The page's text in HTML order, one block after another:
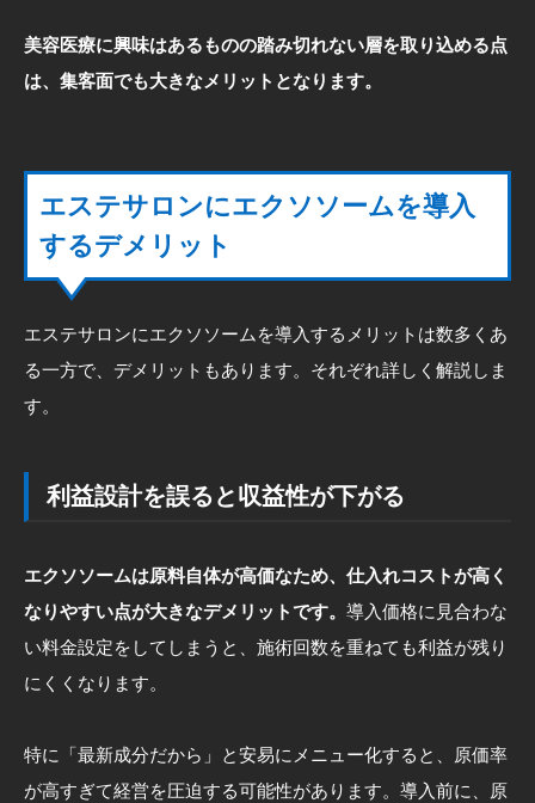
美容医療に興味はあるものの踏み切れない層を取り込める点
は、集客面でも大きなメリットとなります。
エステサロンにエクソソームを導入
するデメリット
エステサロンにエクソソームを導入するメリットは数多くあ
る一方で、デメリットもあります。それぞれ詳しく解説しま
す。
利益設計を誤ると収益性が下がる
エクソソームは原料自体が高価なため、仕入れコストが高く
なりやすい点が大きなデメリットです。 導入価格に見合わな
い料金設定をしてしまうと、施術回数を重ねても利益が残り
にくくなります。
特に「最新成分だから」と安易にメニュー化すると、原価率
が高すぎて経営を圧迫する可能性があります。導入前に、原